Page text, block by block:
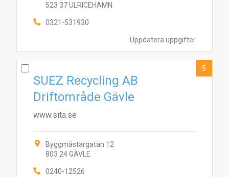
Uppdatera uppgifter
523 37 ULRICEHAMN
0321-531930
SUEZ Recycling AB
Driftområde Gävle
www.sita.se
Byggmästargatan 12
803 24 GÄVLE
0240-12526
5